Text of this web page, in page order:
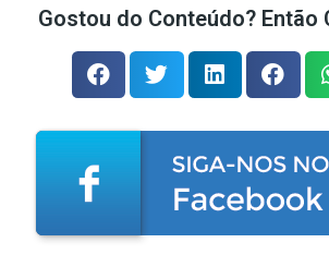
Gostou do Conteúdo? Então